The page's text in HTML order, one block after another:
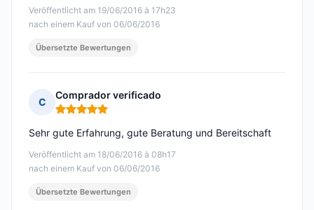
Veröffentlicht am 19/06/2016 à 17h23
nach einem Kauf von 06/06/2016
Übersetzte Bewertungen
C
Comprador verificado
Hinweis: 5 von 5
Veröffentlicht am 18/06/2016 à 08h17
nach einem Kauf von 06/06/2016
Sehr gute Erfahrung, gute Beratung und Bereitschaft
Übersetzte Bewertungen